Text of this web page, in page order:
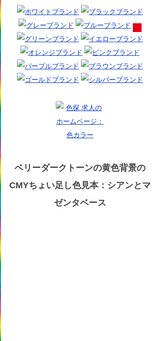
ベリーダークトーンの黄色背景の
CMYちょい足し色見本：シアンとマ
ゼンタベース